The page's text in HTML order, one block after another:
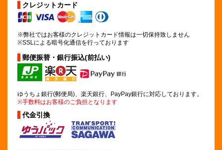
クレジットカード
※弊社ではお客様のクレジットカード情報は一切保持致しません
※SSLによる暗号化通信を行っております
郵便振替・銀行振込(前払い)
ゆうちょ銀行(郵便局)、楽天銀行、PayPay銀行に対応しております。
※手数料はお客様のご負担となります
代金引換